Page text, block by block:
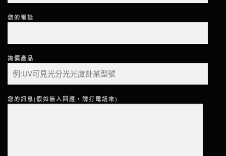
您的電話
詢價產品
您的訊息(假如無人回應，請打電話來)